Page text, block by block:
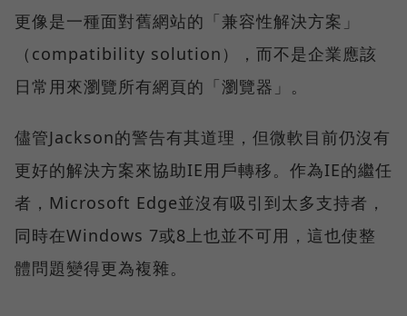
更像是一種面對舊網站的「兼容性解決方案」
（compatibility solution），而不是企業應該
日常用來瀏覽所有網頁的「瀏覽器」。
儘管Jackson的警告有其道理，但微軟目前仍沒有
更好的解決方案來協助IE用戶轉移。作為IE的繼任
者，Microsoft Edge並沒有吸引到太多支持者，
同時在Windows 7或8上也並不可用，這也使整
體問題變得更為複雜。